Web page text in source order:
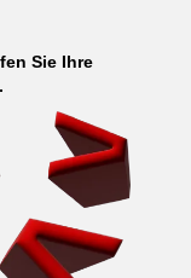
Sie Ihre